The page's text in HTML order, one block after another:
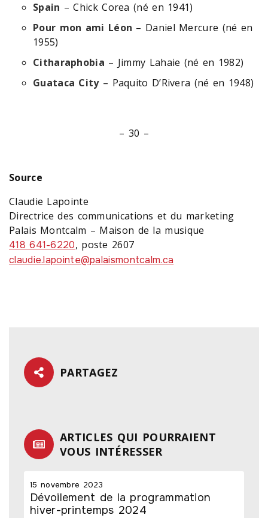
Spain – Chick Corea (né en 1941)
Pour mon ami Léon – Daniel Mercure (né en
1955)
Citharaphobia – Jimmy Lahaie (né en 1982)
Guataca City– Paquito D’Rivera (né en 1948)
– 30 –
Source
Claudie Lapointe
Directrice des communications et du marketing
Palais Montcalm – Maison de la musique
418 641-6220, poste 2607
claudie.lapointe@palaismontcalm.ca
PARTAGEZ
ARTICLES QUI POURRAIENT
VOUS INTÉRESSER
15 novembre 2023
Dévoilement de la programmation
hiver-printemps 2024